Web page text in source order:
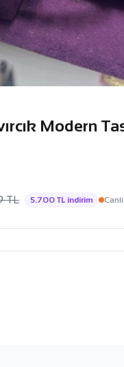
Modern
TL 5.700 TL indirim